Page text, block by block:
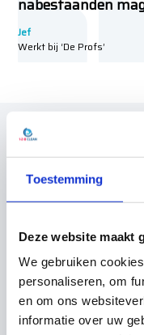
Toestemming
Deze website maakt
We gebruiken
personaliseren, om
en om ons
informatie over uw
Jef
Werkt bij ‘De Profs’
Prioriteit 1:
Vocht- en
Sappen die bij het